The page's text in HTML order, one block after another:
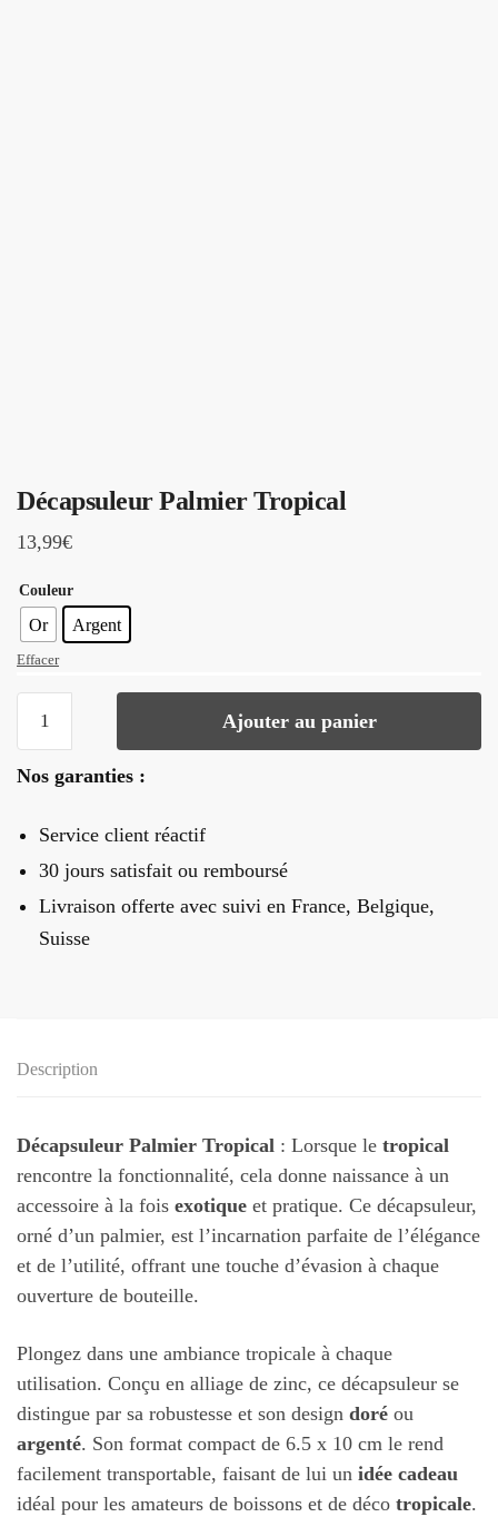
Décapsuleur Palmier Tropical
13,99€
Couleur
Or Argent
Effacer
Palmier
Ajouter au panier
Nos garanties :
Service client réactif
30 jours satisfait ou remboursé
Livraison offerte avec suivi en France, Belgique,
Suisse
Description
Décapsuleur Palmier Tropical : Lorsque le tropical
rencontre la fonctionnalité, cela donne naissance à un
accessoire à la fois exotique et pratique. Ce décapsuleur,
orné d’un palmier, est l’incarnation parfaite de l’élégance
et de l’utilité, offrant une touche d’évasion à chaque
ouverture de bouteille.
Plongez dans une ambiance tropicale à chaque
utilisation. Conçu en alliage de zinc, ce décapsuleur se
distingue par sa robustesse et son design doré ou
argenté. Son format compact de 6.5 x 10 cm le rend
facilement transportable, faisant de lui un idée cadeau
idéal pour les amateurs de boissons et de déco tropicale.